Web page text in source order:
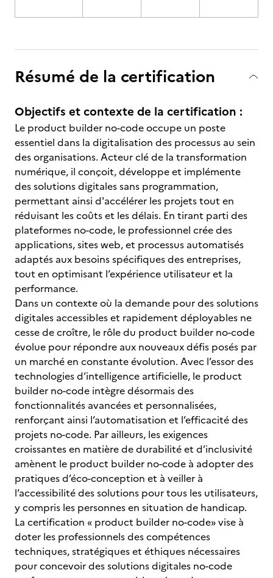
Résumé de la certification
Objectifs et contexte de la certification :
Le product builder no-code occupe un poste
essentiel dans la digitalisation des processus au sein
des organisations. Acteur clé de la transformation
numérique, il conçoit, développe et implémente
des solutions digitales sans programmation,
permettant ainsi d'accélérer les projets tout en
réduisant les coûts et les délais. En tirant parti des
plateformes no-code, le professionnel crée des
applications, sites web, et processus automatisés
adaptés aux besoins spécifiques des entreprises,
tout en optimisant l’expérience utilisateur et la
performance.
Dans un contexte où la demande pour des solutions
digitales accessibles et rapidement déployables ne
cesse de croître, le rôle du product builder no-code
évolue pour répondre aux nouveaux défis posés par
un marché en constante évolution. Avec l’essor des
technologies d’intelligence artificielle, le product
builder no-code intègre désormais des
fonctionnalités avancées et personnalisées,
renforçant ainsi l’automatisation et l’efficacité des
projets no-code. Par ailleurs, les exigences
croissantes en matière de durabilité et d’inclusivité
amènent le product builder no-code à adopter des
pratiques d’éco-conception et à veiller à
l’accessibilité des solutions pour tous les utilisateurs,
y compris les personnes en situation de handicap.
La certification « product builder no-code» vise à
doter les professionnels des compétences
techniques, stratégiques et éthiques nécessaires
pour concevoir des solutions digitales no-code